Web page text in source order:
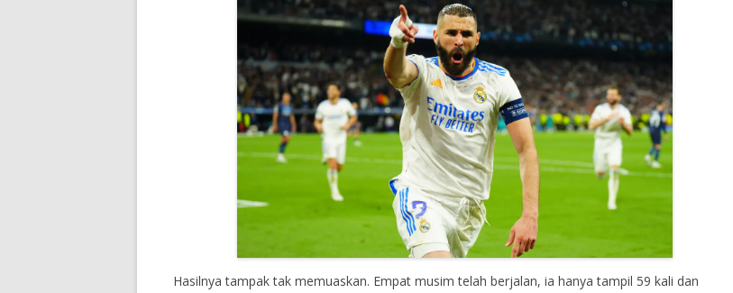
Hasilnya tampak tak memuaskan. Empat musim telah berjalan, ia hanya tampil 59 kali dan